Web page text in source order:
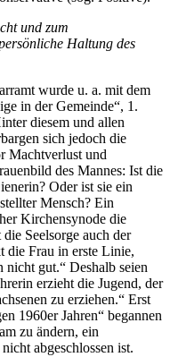
und zum
Haltung des
wurde u. a. mit dem
in der Gemeinde“, 1.
diesem und allen
sich jedoch die
Machtverlust und
des Mannes: Ist die
Oder ist sie ein
Mensch? Ein
Kirchensynode die
Seelsorge auch der
die Frau in erste Linie,
nicht gut.“ Deshalb seien
erzieht die Jugend, der
zu erziehen.“ Erst
1960er Jahren“ begannen
zu ändern, ein
abgeschlossen ist.